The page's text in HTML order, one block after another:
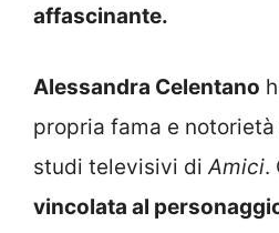
affascinante.
Alessandra Celentano
propria fama e notorietà
studi televisivi diAmici.
vincolata al